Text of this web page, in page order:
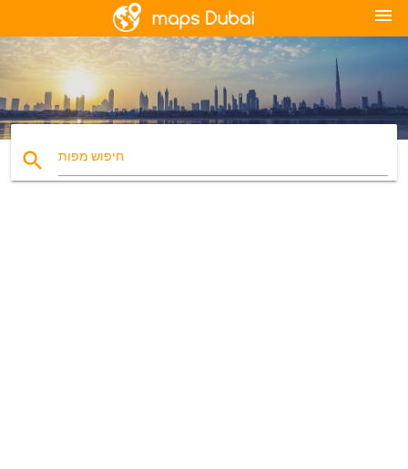
menu
search חיפוש מפות